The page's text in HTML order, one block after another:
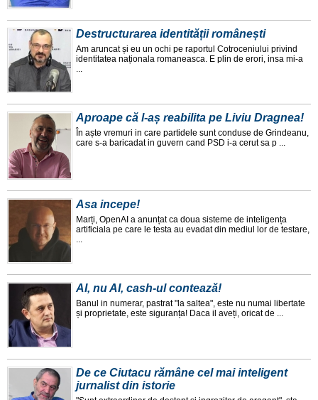
Destructurarea identității românești
Am aruncat și eu un ochi pe raportul Cotroceniului privind
identitatea naționala romaneasca. E plin de erori, insa mi-a
Aproape că l-aș reabilita pe Liviu Dragnea!
În aște vremuri in care partidele sunt conduse de Grindeanu,
care s-a baricadat in guvern cand PSD i-a cerut sa p ...
Asa incepe!
Marți, OpenAI a anunțat ca doua sisteme de inteligența
artificiala pe care le testa au evadat din mediul lor de testare,
AI, nu AI, cash-ul contează!
Banul in numerar, pastrat "la saltea", este nu numai libertate
și proprietate, este siguranța! Daca il aveți, oricat de ...
De ce Ciutacu rămâne cel mai inteligent
jurnalist din istorie